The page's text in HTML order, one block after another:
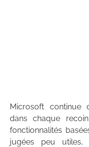
Microsoft continue
dans chaque
fonctionnalités
jugées peu utiles,